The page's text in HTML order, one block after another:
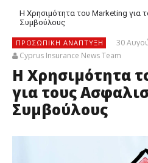
Η Χρησιμότητα του Marketing για
Συμβούλους
ΠΡΟΣΩΠΙΚΉ ΑΝΆΠΤΥΞΗ
30
Cyprus Insurance News Team
Η Χρησιμότητα
για τους
Συμβούλους